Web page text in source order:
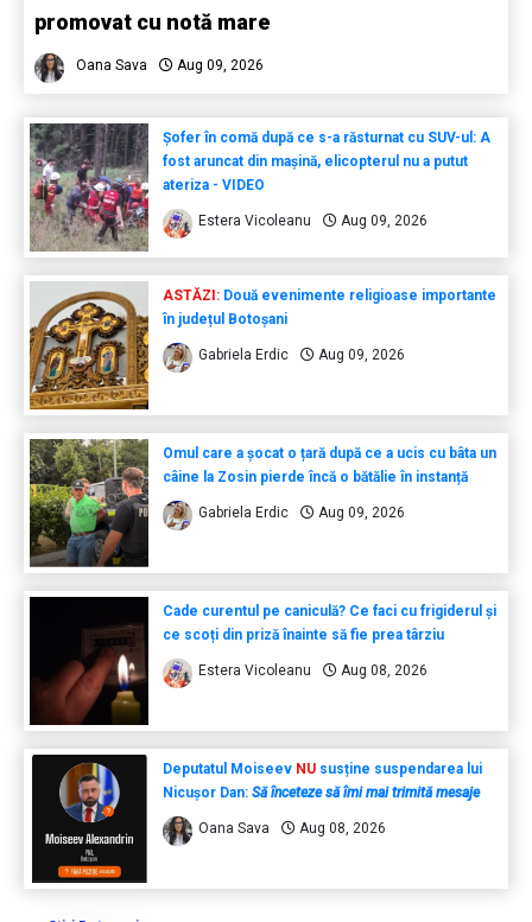
promovat cu notă mare
Oana Sava Aug 09, 2026
Șofer în comă după ce s-a răsturnat cu SUV-ul: A
fost aruncat din mașină, elicopterul nu a putut
ateriza - VIDEO
Estera Vicoleanu Aug 09, 2026
ASTĂZI:Două evenimente religioase importante
în județul Botoșani
Gabriela Erdic Aug 09, 2026
Omul care a șocat o țară după ce a ucis cu bâta un
câine la Zosin pierde încă o bătălie în instanță
Gabriela Erdic Aug 09, 2026
Cade curentul pe caniculă? Ce faci cu frigiderul și
ce scoți din priză înainte să fie prea târziu
Estera Vicoleanu Aug 08, 2026
Deputatul Moiseev NU susține suspendarea lui
Nicușor Dan: Să înceteze să îmi mai trimită mesaje
Oana Sava Aug 08, 2026